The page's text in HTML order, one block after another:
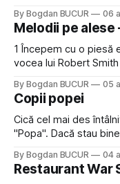
timp pui și latră prin
avut, în schimb, o belea
By Bogdan BUCUR 06
Melodii pe alese
1 Începem cu o piesă
vocea lui Robert
a dovedit că
dubioasă...) 2. Băgăm la
By Bogdan BUCUR 05
Copii popei
Cică cel mai des
"Popa". Dacă stau
Dexonline spune de
veni din slava veche,
By Bogdan BUCUR 04
Restaurant War